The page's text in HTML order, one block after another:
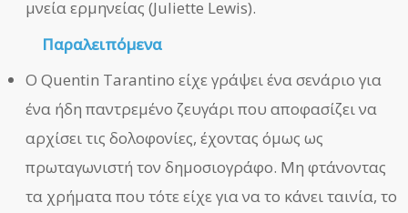
μνεία ερμηνείας (Juliette Lewis).
Παραλειπόμενα
Ο Quentin Tarantino είχε γράψει ένα σενάριο για
ένα ήδη παντρεμένο ζευγάρι που αποφασίζει να
αρχίσει τις δολοφονίες, έχοντας όμως ως
πρωταγωνιστή τον δημοσιογράφο. Μη φτάνοντας
τα χρήματα που τότε είχε για να το κάνει ταινία, το